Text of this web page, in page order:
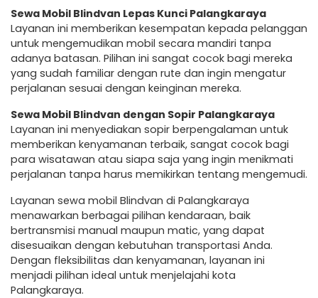
Sewa Mobil Blindvan Lepas Kunci Palangkaraya
Layanan ini memberikan kesempatan kepada pelanggan
untuk mengemudikan mobil secara mandiri tanpa
adanya batasan. Pilihan ini sangat cocok bagi mereka
yang sudah familiar dengan rute dan ingin mengatur
perjalanan sesuai dengan keinginan mereka.
Sewa Mobil Blindvan dengan Sopir Palangkaraya
Layanan ini menyediakan sopir berpengalaman untuk
memberikan kenyamanan terbaik, sangat cocok bagi
para wisatawan atau siapa saja yang ingin menikmati
perjalanan tanpa harus memikirkan tentang mengemudi.
Layanan sewa mobil Blindvan di Palangkaraya
menawarkan berbagai pilihan kendaraan, baik
bertransmisi manual maupun matic, yang dapat
disesuaikan dengan kebutuhan transportasi Anda.
Dengan fleksibilitas dan kenyamanan, layanan ini
menjadi pilihan ideal untuk menjelajahi kota
Palangkaraya.